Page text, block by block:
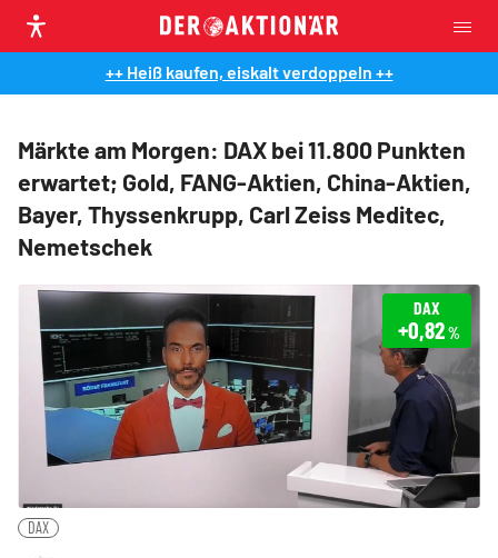
++ Heiß kaufen, eiskalt verdoppeln ++
Märkte am Morgen: DAX bei 11.800 Punkten
erwartet; Gold, FANG-Aktien, China-Aktien,
Bayer, Thyssenkrupp, Carl Zeiss Meditec,
Nemetschek
DAX
+0,82%
DAX